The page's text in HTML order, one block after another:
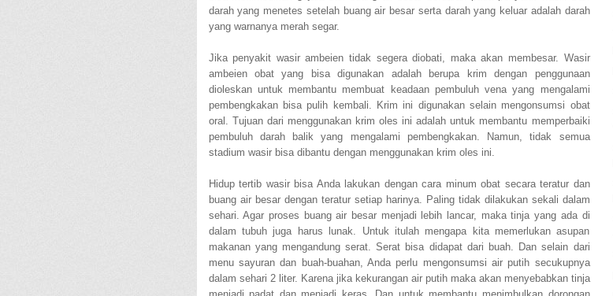
darah yang menetes setelah buang air besar serta darah yang keluar adalah darah
yang warnanya merah segar.
Jika penyakit wasir ambeien tidak segera diobati, maka akan membesar. Wasir
ambeien obat yang bisa digunakan adalah berupa krim dengan penggunaan
dioleskan untuk membantu membuat keadaan pembuluh vena yang mengalami
pembengkakan bisa pulih kembali. Krim ini digunakan selain mengonsumsi obat
oral. Tujuan dari menggunakan krim oles ini adalah untuk membantu memperbaiki
pembuluh darah balik yang mengalami pembengkakan. Namun, tidak semua
stadium wasir bisa dibantu dengan menggunakan krim oles ini.
Hidup tertib wasir bisa Anda lakukan dengan cara minum obat secara teratur dan
buang air besar dengan teratur setiap harinya. Paling tidak dilakukan sekali dalam
sehari. Agar proses buang air besar menjadi lebih lancar, maka tinja yang ada di
dalam tubuh juga harus lunak. Untuk itulah mengapa kita memerlukan asupan
makanan yang mengandung serat. Serat bisa didapat dari buah. Dan selain dari
menu sayuran dan buah-buahan, Anda perlu mengonsumsi air putih secukupnya
dalam sehari 2 liter. Karena jika kekurangan air putih maka akan menyebabkan tinja